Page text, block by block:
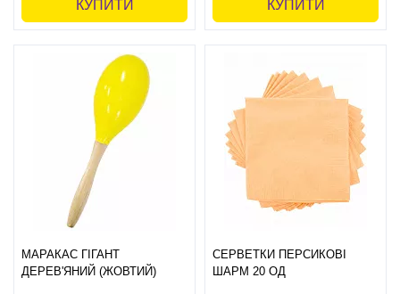
КУПИТИ КУПИТИ
МАРАКАС ГІГАНТ
ДЕРЕВ'ЯНИЙ (ЖОВТИЙ)
СЕРВЕТКИ ПЕРСИКОВІ
ШАРМ 20 ОД